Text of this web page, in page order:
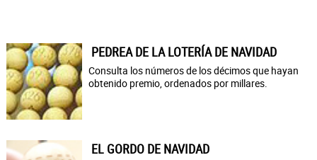
PEDREA DE LA LOTERÍA DE NAVIDAD
Consulta los números de los décimos que hayan
obtenido premio, ordenados por millares.
EL GORDO DE NAVIDAD